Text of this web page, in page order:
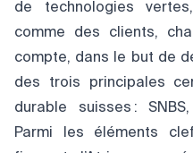
de technologies
comme des clients,
compte, dans le but de
des trois principales
durable suisses :
Parmi les éléments